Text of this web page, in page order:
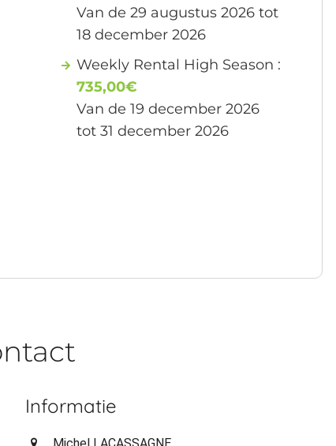
Van de 29 augustus 2026 tot
18 december 2026
Weekly Rental High Season :
735,00€
Van de 19 december 2026
tot 31 december 2026
Informatie